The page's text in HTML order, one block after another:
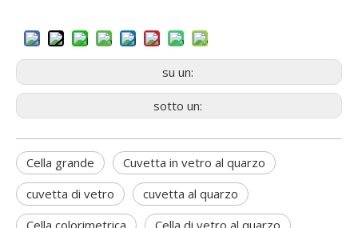
su un:
sotto un:
Cella grande
Cuvetta in vetro al quarzo
cuvetta di vetro
cuvetta al quarzo
Cella colorimetrica
Cella di vetro al quarzo